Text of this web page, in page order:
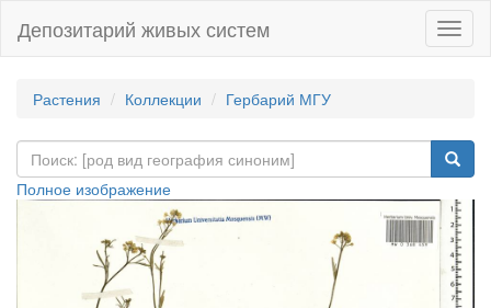
Депозитарий живых систем
Растения Коллекции Гербарий МГУ
Полное изображение